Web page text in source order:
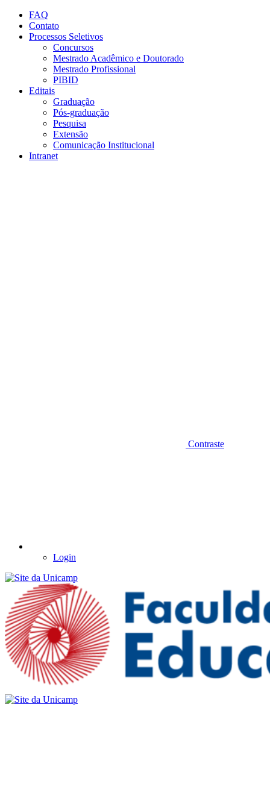
Conteúdo principal
FAQ
Contato
Processos Seletivos
Concursos
Mestrado Acadêmico e Doutorado
Mestrado Profissional
PIBID
Editais
Graduação
Pós-graduação
Pesquisa
Extensão
Comunicação Institucional
Intranet
Contraste
Login